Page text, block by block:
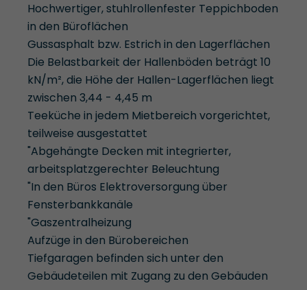
Hochwertiger, stuhlrollenfester Teppichboden
in den Büroflächen
Gussasphalt bzw. Estrich in den Lagerflächen
Die Belastbarkeit der Hallenböden beträgt 10
kN/m², die Höhe der Hallen-Lagerflächen liegt
zwischen 3,44 - 4,45 m
Teeküche in jedem Mietbereich vorgerichtet,
teilweise ausgestattet
"Abgehängte Decken mit integrierter,
arbeitsplatzgerechter Beleuchtung
"In den Büros Elektroversorgung über
Fensterbankkanäle
"Gaszentralheizung
Aufzüge in den Bürobereichen
Tiefgaragen befinden sich unter den
Gebäudeteilen mit Zugang zu den Gebäuden